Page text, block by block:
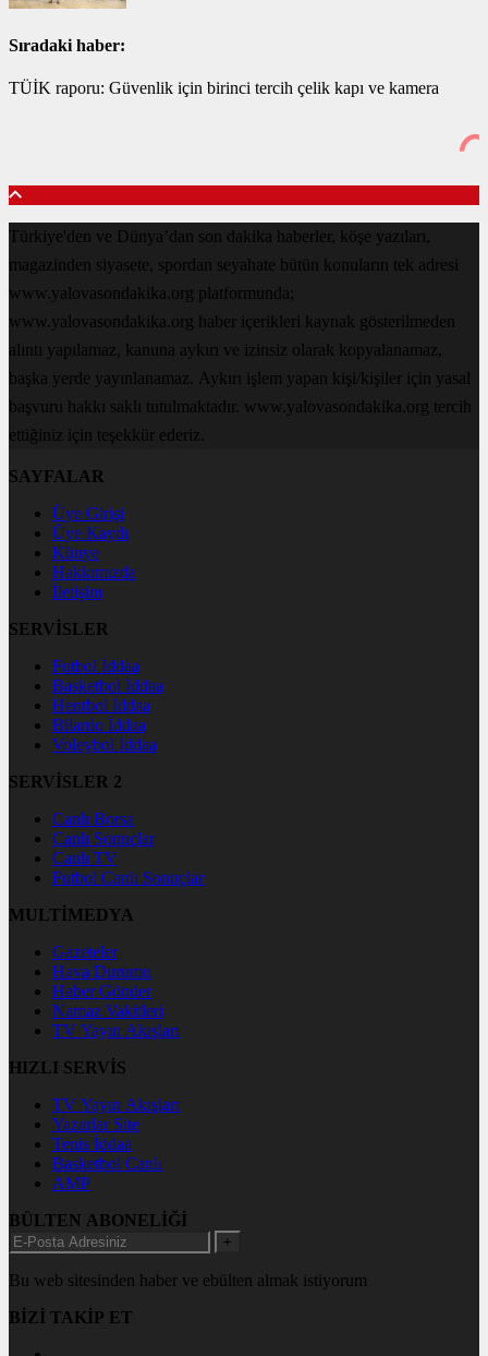
Sıradaki haber:
TÜİK raporu: Güvenlik için birinci tercih çelik kapı ve kamera
Türkiye'den ve Dünya’dan son dakika haberler, köşe yazıları,
magazinden siyasete, spordan seyahate bütün konuların tek adresi
www.yalovasondakika.org platformunda;
www.yalovasondakika.org haber içerikleri kaynak gösterilmeden
alıntı yapılamaz, kanuna aykırı ve izinsiz olarak kopyalanamaz,
başka yerde yayınlanamaz. Aykırı işlem yapan kişi/kişiler için yasal
başvuru hakkı saklı tutulmaktadır. www.yalovasondakika.org tercih
ettiğiniz için teşekkür ederiz.
SAYFALAR
Üye Girişi
Üye Kaydı
Künye
Hakkımızda
İletişim
SERVİSLER
Futbol İddaa
Basketbol İddaa
Hentbol İddaa
Bilardo İddaa
Voleybol İddaa
SERVİSLER 2
Canlı Borsa
Canlı Sonuçlar
Canlı TV
Futbol Canlı Sonuçlar
MULTİMEDYA
Gazeteler
Hava Durumu
Haber Gönder
Namaz Vakitleri
TV Yayın Akışları
HIZLI SERVİS
TV Yayın Akışları
Yazarlar Site
Tenis İddaa
Basketbol Canlı
AMP
BÜLTEN ABONELİĞİ
+
Bu web sitesinden haber ve ebülten almak istiyorum
BİZİ TAKİP ET